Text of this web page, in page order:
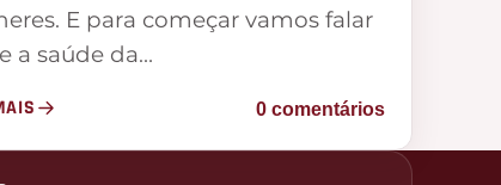
E para começar vamos falar
a saúde da…
0 comentários